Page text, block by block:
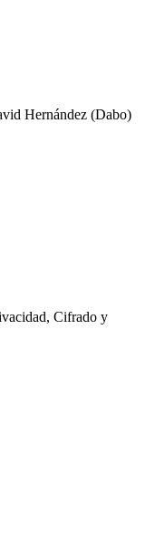
Hernández (Dabo)
Cifrado y